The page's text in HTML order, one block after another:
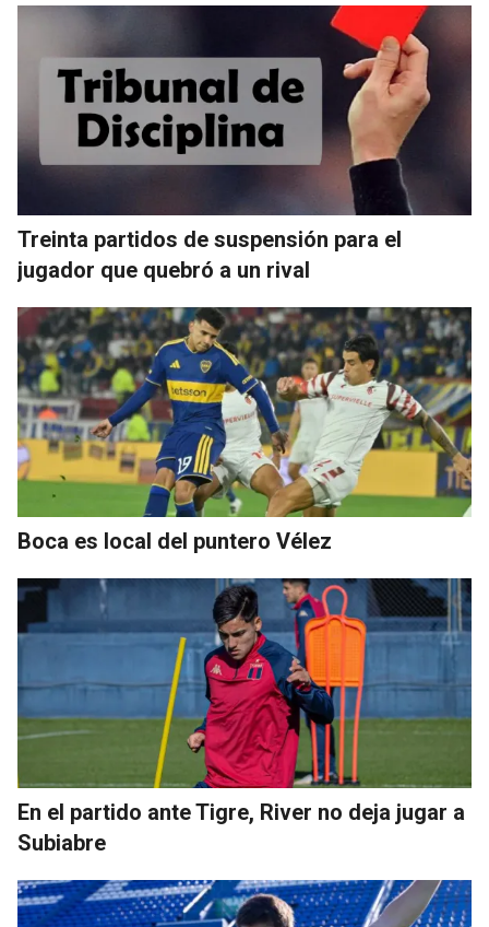
Treinta partidos de suspensión para el
jugador que quebró a un rival
Boca es local del puntero Vélez
En el partido ante Tigre, River no deja jugar a
Subiabre